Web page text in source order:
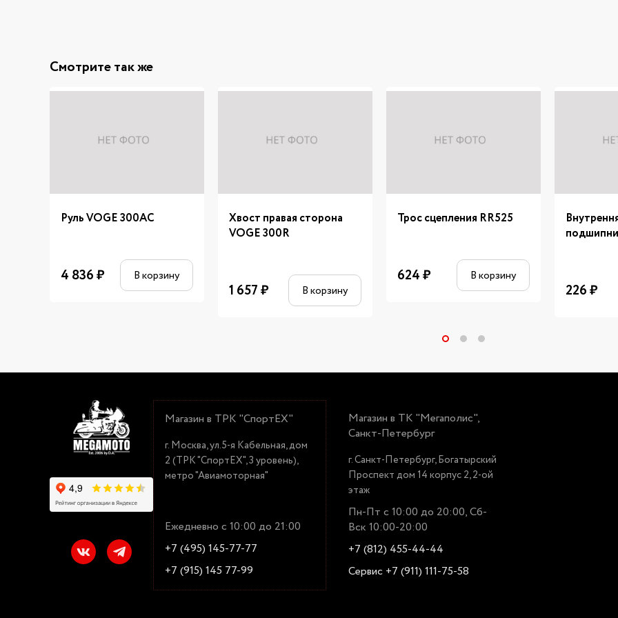
Смотрите так же
Руль VOGE 300AC
4 836₽ В корзину
Хвост правая сторона
VOGE 300R
1 657₽ В корзину
Трос сцепления RR525
624₽ В корзину
226₽
Магазин в ТРК "СпортЕХ"
г. Москва, ул.5-я Кабельная, дом
2 (ТРК "СпортЕХ", 3 уровень),
метро "Авиамоторная"
Ежедневно с 10:00 до 21:00
+7 (495) 145-77-77
+7 (915) 145 77-99
Магазин в ТК "Мегаполис",
Санкт-Петербург
г. Санкт-Петербург, Богатырский
Проспект дом 14 корпус 2, 2-ой
этаж
Пн-Пт с 10:00 до 20:00, Сб-
Вск 10:00-20:00
+7 (812) 455-44-44
Сервис +7 (911) 111-75-58